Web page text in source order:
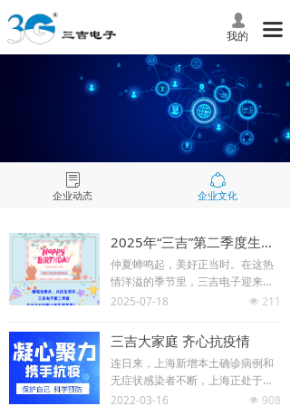
넙
我的
끀
ꂓ
企业动态
ꁢ
企业文化
2025年“三吉”第二季度生日会
仲夏蝉鸣起，美好正当时。在这热
情洋溢的季节里，三吉电子迎来了
温馨与创意交织的第二季度生日
奖活动也同期展开。让我们一同回
顾这场充满欢笑与艺术气息的盛
宴！
넶 211
2025-07-18
三吉大家庭 齐心抗疫情
连日来，上海新增本土确诊病例和
无症状感染者不断，上海正处于疫
情应急处置最吃劲的阶段。面临新
넶 908
2022-03-16